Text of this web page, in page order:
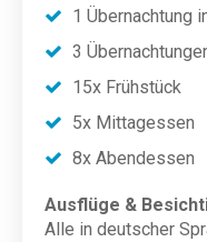
1 Übernachtung
3
15x Frühstück
5x Mittagessen
8x Abendessen
Ausflüge &
Alle in deutscher